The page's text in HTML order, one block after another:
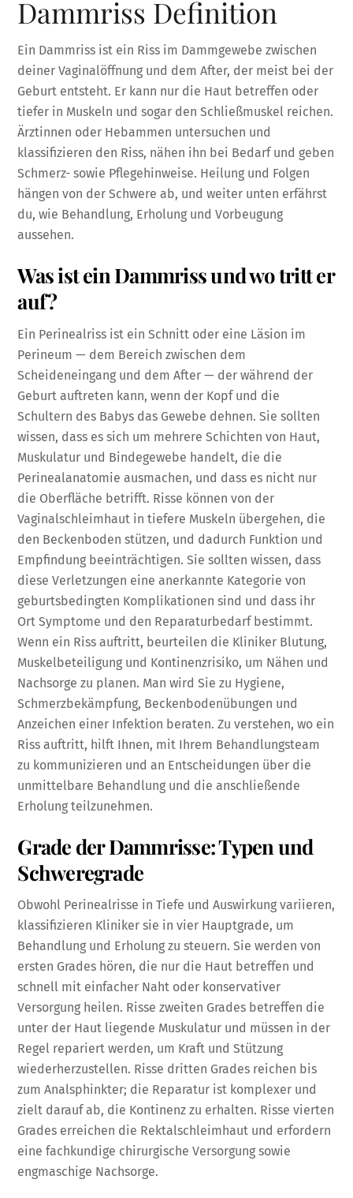
Dammriss Definition
Ein Dammriss ist ein Riss im Dammgewebe zwischen
deiner Vaginalöffnung und dem After, der meist bei der
Geburt entsteht. Er kann nur die Haut betreffen oder
tiefer in Muskeln und sogar den Schließmuskel reichen.
Ärztinnen oder Hebammen untersuchen und
klassifizieren den Riss, nähen ihn bei Bedarf und geben
Schmerz- sowie Pflegehinweise. Heilung und Folgen
hängen von der Schwere ab, und weiter unten erfährst
du, wie Behandlung, Erholung und Vorbeugung
aussehen.
Was ist ein Dammriss und wo tritt er
auf?
Ein Perinealriss ist ein Schnitt oder eine Läsion im
Perineum — dem Bereich zwischen dem
Scheideneingang und dem After — der während der
Geburt auftreten kann, wenn der Kopf und die
Schultern des Babys das Gewebe dehnen. Sie sollten
wissen, dass es sich um mehrere Schichten von Haut,
Muskulatur und Bindegewebe handelt, die die
Perinealanatomie ausmachen, und dass es nicht nur
die Oberfläche betrifft. Risse können von der
Vaginalschleimhaut in tiefere Muskeln übergehen, die
den Beckenboden stützen, und dadurch Funktion und
Empfindung beeinträchtigen. Sie sollten wissen, dass
diese Verletzungen eine anerkannte Kategorie von
geburtsbedingten Komplikationen sind und dass ihr
Ort Symptome und den Reparaturbedarf bestimmt.
Wenn ein Riss auftritt, beurteilen die Kliniker Blutung,
Muskelbeteiligung und Kontinenzrisiko, um Nähen und
Nachsorge zu planen. Man wird Sie zu Hygiene,
Schmerzbekämpfung, Beckenbodenübungen und
Anzeichen einer Infektion beraten. Zu verstehen, wo ein
Riss auftritt, hilft Ihnen, mit Ihrem Behandlungsteam
zu kommunizieren und an Entscheidungen über die
unmittelbare Behandlung und die anschließende
Erholung teilzunehmen.
Grade der Dammrisse: Typen und
Schweregrade
Obwohl Perinealrisse in Tiefe und Auswirkung variieren,
klassifizieren Kliniker sie in vier Hauptgrade, um
Behandlung und Erholung zu steuern. Sie werden von
ersten Grades hören, die nur die Haut betreffen und
schnell mit einfacher Naht oder konservativer
Versorgung heilen. Risse zweiten Grades betreffen die
unter der Haut liegende Muskulatur und müssen in der
Regel repariert werden, um Kraft und Stützung
wiederherzustellen. Risse dritten Grades reichen bis
zum Analsphinkter; die Reparatur ist komplexer und
zielt darauf ab, die Kontinenz zu erhalten. Risse vierten
Grades erreichen die Rektalschleimhaut und erfordern
eine fachkundige chirurgische Versorgung sowie
engmaschige Nachsorge.